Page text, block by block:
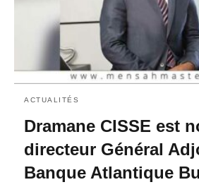
ACTUALITÉS
Dramane CISSE est
directeur Général
Banque Atlantique